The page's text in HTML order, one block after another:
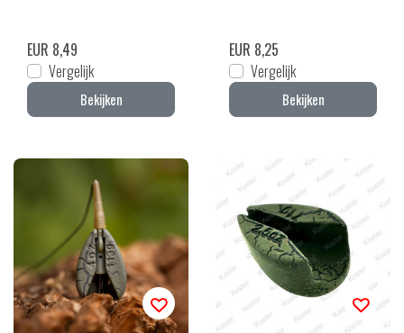
EUR 8,49
Vergelijk
Bekijken
EUR 8,25
Vergelijk
Bekijken